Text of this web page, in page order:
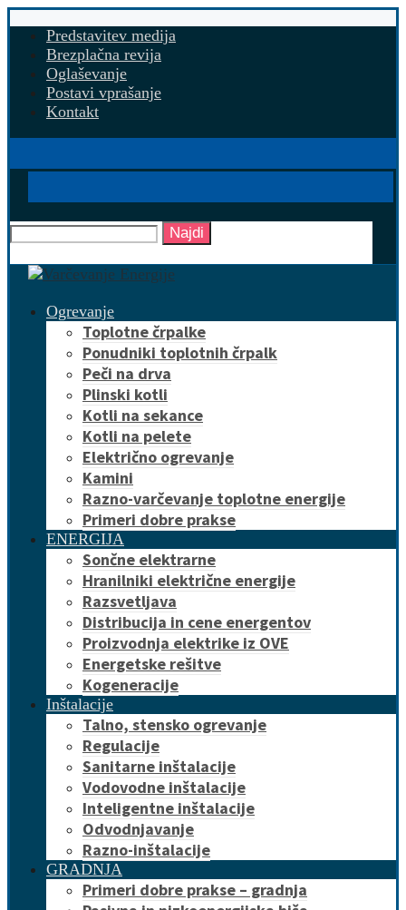
Predstavitev medija
Brezplačna revija
Oglaševanje
Postavi vprašanje
Kontakt
Najdi
Ogrevanje
Toplotne črpalke
Ponudniki toplotnih črpalk
Peči na drva
Plinski kotli
Kotli na sekance
Kotli na pelete
Električno ogrevanje
Kamini
Razno-varčevanje toplotne energije
Primeri dobre prakse
ENERGIJA
Sončne elektrarne
Hranilniki električne energije
Razsvetljava
Distribucija in cene energentov
Proizvodnja elektrike iz OVE
Energetske rešitve
Kogeneracije
Inštalacije
Talno, stensko ogrevanje
Regulacije
Sanitarne inštalacije
Vodovodne inštalacije
Inteligentne inštalacije
Odvodnjavanje
Razno-inštalacije
GRADNJA
Primeri dobre prakse – gradnja